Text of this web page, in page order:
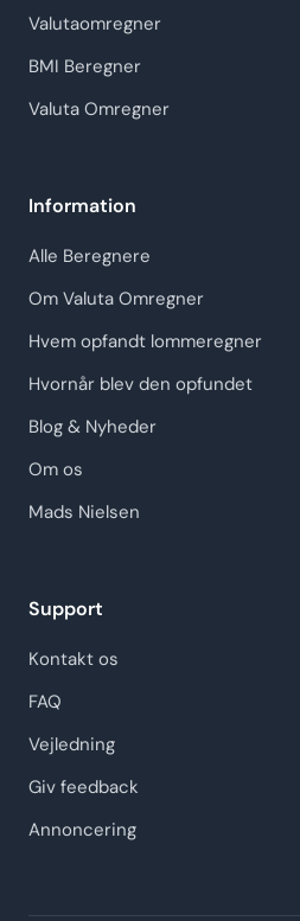
Valutaomregner
BMI Beregner
Valuta Omregner
Information
Alle Beregnere
Om Valuta Omregner
Hvem opfandt lommeregner
Hvornår blev den opfundet
Blog & Nyheder
Om os
Mads Nielsen
Support
Kontakt os
FAQ
Vejledning
Giv feedback
Annoncering